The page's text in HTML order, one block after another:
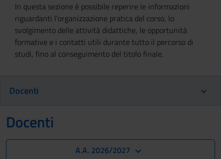
In questa sezione è possibile reperire le informazioni
riguardanti l'organizzazione pratica del corso, lo
svolgimento delle attività didattiche, le opportunità
formative e i contatti utili durante tutto il percorso di
studi, fino al conseguimento del titolo finale.
Docenti
Docenti
A.A. 2026/2027